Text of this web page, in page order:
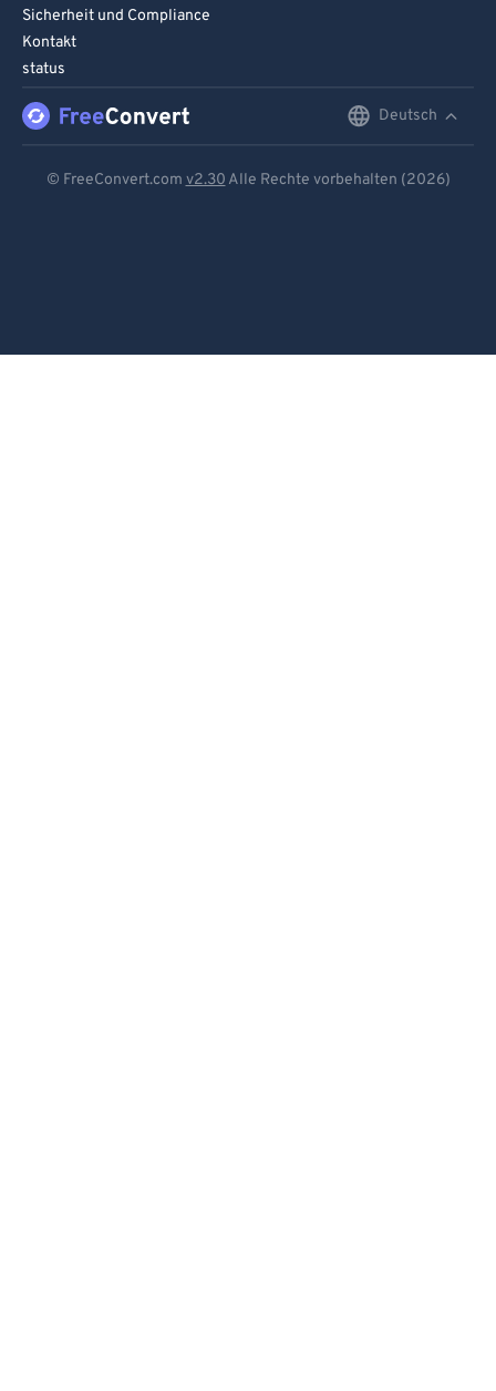
Sicherheit und Compliance
Kontakt
status
Deutsch
© FreeConvert.com v2.30 Alle Rechte vorbehalten (2026)